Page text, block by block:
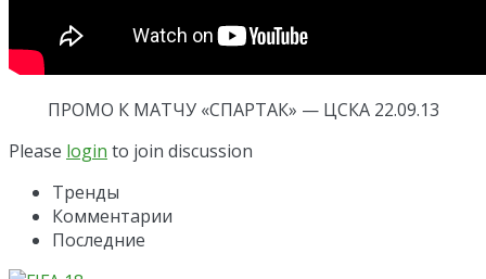
ПРОМО К МАТЧУ «СПАРТАК» — ЦСКА 22.09.13
Please login to join discussion
Тренды
Комментарии
Последние